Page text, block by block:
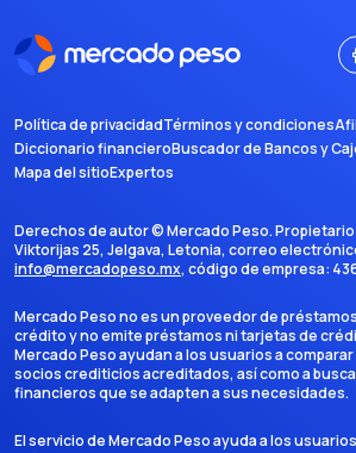
Política de privacidadTérminos y condiciones
Diccionario financieroBuscador de Bancos y
Mapa del sitioExpertos
Derechos de autor ©Mercado Peso.
Viktorijas 25, Jelgava, Letonia, correo
info@mercadopeso.mx, código de empresa:
Mercado Peso no es un proveedor de
crédito y no emite préstamos ni tarjetas de
Mercado Peso ayudan a los usuarios a
socios crediticios acreditados, así como a
financieros que se adapten a sus necesidades.
El servicio de Mercado Peso ayuda a los